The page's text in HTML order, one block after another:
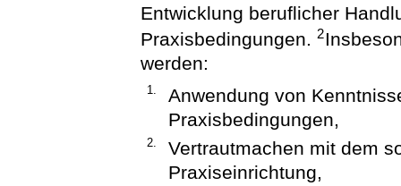
Entwicklung beruflicher
Praxisbedingungen.2
werden:
1.
Anwendung von
Praxisbedingungen,
2.
Vertrautmachen mit dem
Praxiseinrichtung,